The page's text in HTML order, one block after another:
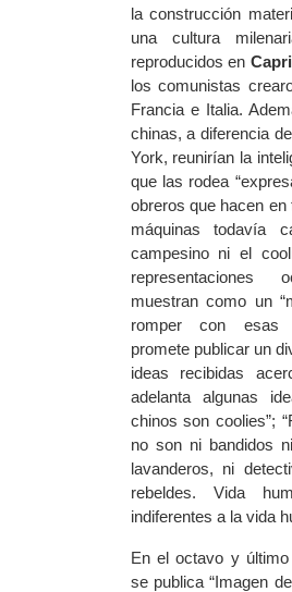
la construcción
una cultura
reproducidos en
los comunistas
Francia e Italia.
chinas, a diferencia
York, reunirían la
que las rodea
obreros que hacen
máquinas todavía
campesino ni el
representaciones
muestran como un
romper con esas
promete publicar un
ideas recibidas
adelanta algunas
chinos son coolies”;
no son ni bandidos ni
lavanderos, ni
rebeldes. Vida
indiferentes a la vida
En el octavo y
se publica “Imagen